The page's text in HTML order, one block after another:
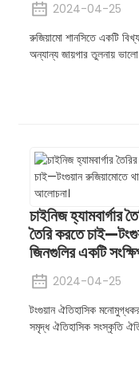
2024-04-25
রুজিয়ামো শানসিতে একটি
অন্যান্য জায়গার তুলনায়
চাইনিজ হ্যামবার্গার
তৈরি করতে
জিনগুলির একটি
2024-04-25
টংগুয়ান ঐতিহাসিক
সমৃদ্ধ ঐতিহাসিক সংস্কৃতি